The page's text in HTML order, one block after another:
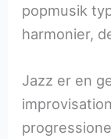
popmusik
harmonier,
Jazz er en